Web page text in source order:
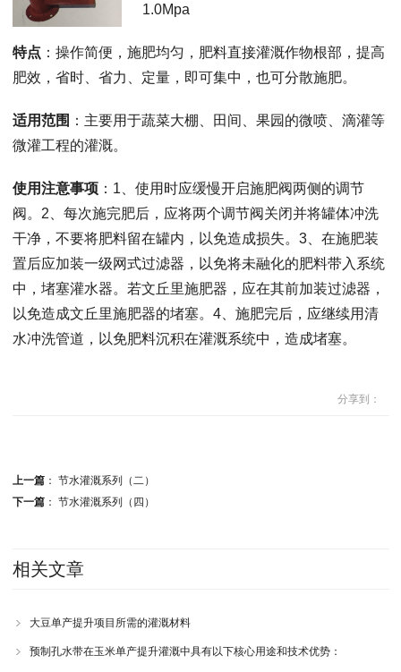
1.0Mpa
特点 ：操作简便，施肥均匀，肥料直接灌溉作物根部，提高
肥效，省时、省力、定量，即可集中，也可分散施肥。
适用范围 ：主要用于蔬菜大棚、田间、果园的微喷、滴灌等
微灌工程的灌溉。
使用注意事项：1、使用时应缓慢开启施肥阀两侧的调节
阀。2、每次施完肥后，应将两个调节阀关闭并将罐体冲洗
干净，不要将肥料留在罐内，以免造成损失。3、在施肥装
置后应加装一级网式过滤器，以免将未融化的肥料带入系统
中，堵塞灌水器。若文丘里施肥器，应在其前加装过滤器，
以免造成文丘里施肥器的堵塞。4、施肥完后，应继续用清
水冲洗管道，以免肥料沉积在灌溉系统中，造成堵塞。
分享到：
上一篇： 节水灌溉系列（二）
下一篇： 节水灌溉系列（四）
相关文章
大豆单产提升项目所需的灌溉材料
预制孔水带在玉米单产提升灌溉中具有以下核心用途和技术优势：